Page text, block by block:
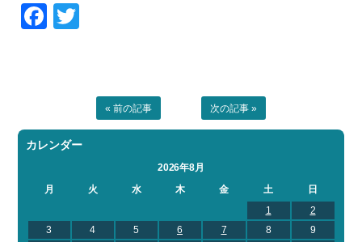
Facebook
« 前の記事 次の記事 »
カレンダー
2026年8月
月
火 水 木 金 土
日
1
2
3
4 5 6 7 8
9